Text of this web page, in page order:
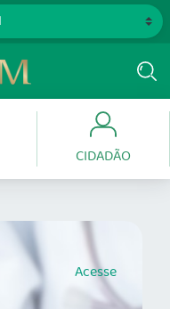
CIDADÃO
Acesse